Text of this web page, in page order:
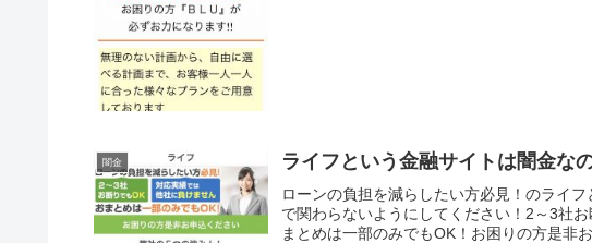
闇金 ライフという金融サイトは闇金な
ローンの負担を減らしたい方必見！のライ
で関わらないようにしてください！2～3社
まとめは一部のみでもOK！お困りの方是非